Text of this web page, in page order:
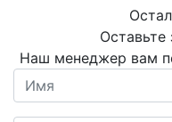
Оставьте
Наш менеджер вам